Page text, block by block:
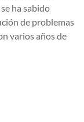
ha sabido
de problemas
varios años de